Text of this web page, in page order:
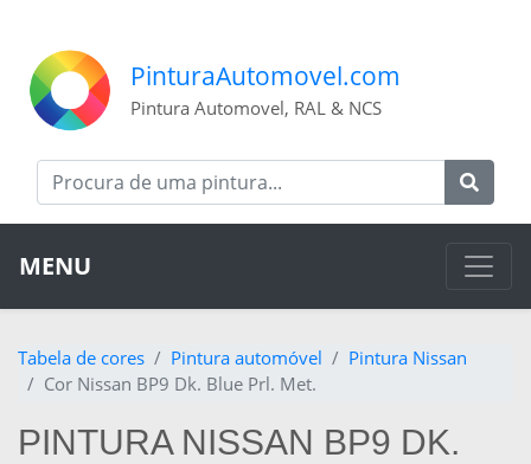
PinturaAutomovel.com
Pintura Automovel, RAL & NCS
MENU
Tabela de cores Pintura automóvel
Pintura Nissan
Cor Nissan BP9 Dk. Blue Prl. Met.
PINTURA NISSAN BP9 DK.